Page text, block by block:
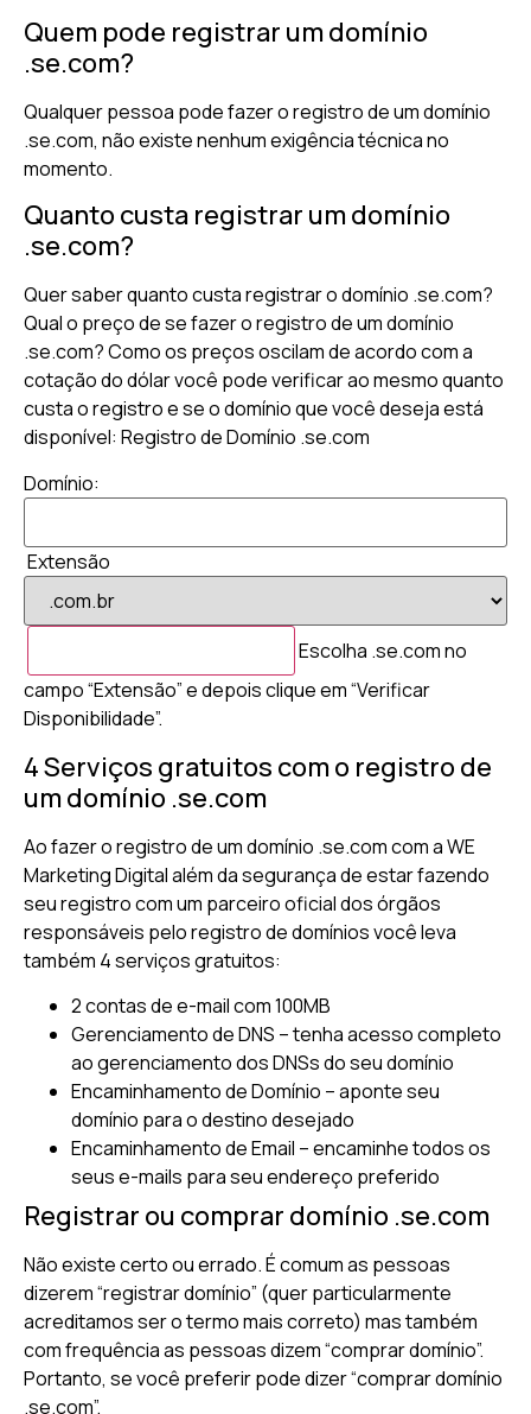
Quem pode registrar um domínio
.se.com?
Qualquer pessoa pode fazer o registro de um domínio
.se.com, não existe nenhum exigência técnica no
momento.
Quanto custa registrar um domínio
.se.com?
Quer saber quanto custa registrar o domínio .se.com?
Qual o preço de se fazer o registro de um domínio
.se.com? Como os preços oscilam de acordo com a
cotação do dólar você pode verificar ao mesmo quanto
custa o registro e se o domínio que você deseja está
disponível: Registro de Domínio .se.com
Domínio:
Extensão
Escolha .se.com no
campo “Extensão” e depois clique em “Verificar
Disponibilidade”.
4 Serviços gratuitos com o registro de
um domínio .se.com
Ao fazer o registro de um domínio .se.com com a WE
Marketing Digital além da segurança de estar fazendo
seu registro com um parceiro oficial dos órgãos
responsáveis pelo registro de domínios você leva
também 4 serviços gratuitos:
2 contas de e-mail com 100MB
Gerenciamento de DNS – tenha acesso completo
ao gerenciamento dos DNSs do seu domínio
Encaminhamento de Domínio – aponte seu
domínio para o destino desejado
Encaminhamento de Email – encaminhe todos os
seus e-mails para seu endereço preferido
Registrar ou comprar domínio .se.com
Não existe certo ou errado. É comum as pessoas
dizerem “registrar domínio” (quer particularmente
acreditamos ser o termo mais correto) mas também
com frequência as pessoas dizem “comprar domínio”.
Portanto, se você preferir pode dizer “comprar domínio
.se.com”.